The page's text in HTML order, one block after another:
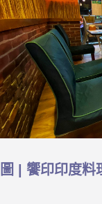
圖 | 饗印印度料